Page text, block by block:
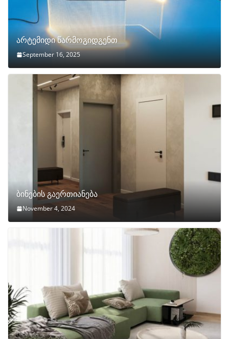
არტემიდი წარმოგიდგენთ
September 16, 2025
ბინების გაერთიანება
November 4, 2024